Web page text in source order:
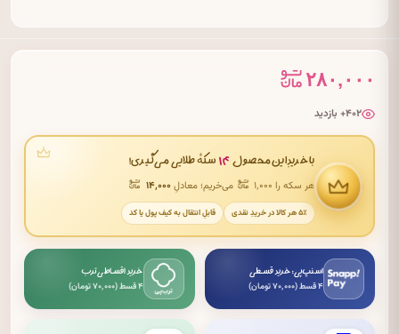
۲۸۰,۰۰۰
۴۰۲+ بازدید
با خریدِ این محصول ۱۴ سکهٔ طلایی می‌گیری!
هر سکه را ۱٬۰۰۰ می‌خریم؛ معادلِ۱۴٬۰۰۰
۵٪ هر کالا در خریدِ نقدی قابلِ انتقال به کیف پول یا کد
اسنپ‌پی: خرید قسطی
۴ قسط (۷۰٬۰۰۰ تومان)
خرید اقساطی ترب
۴ قسط (۷۰٬۰۰۰ تومان)